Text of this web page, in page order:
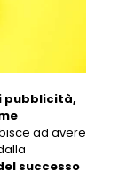
pubblicità,
ad avere
successo